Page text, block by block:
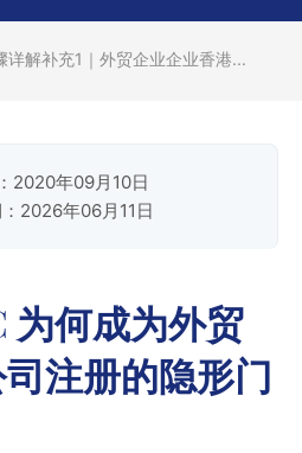
详解补充1｜外贸企业企业香港...
2020年09月10日
2026年06月11日
为何成为外贸
注册的隐形门